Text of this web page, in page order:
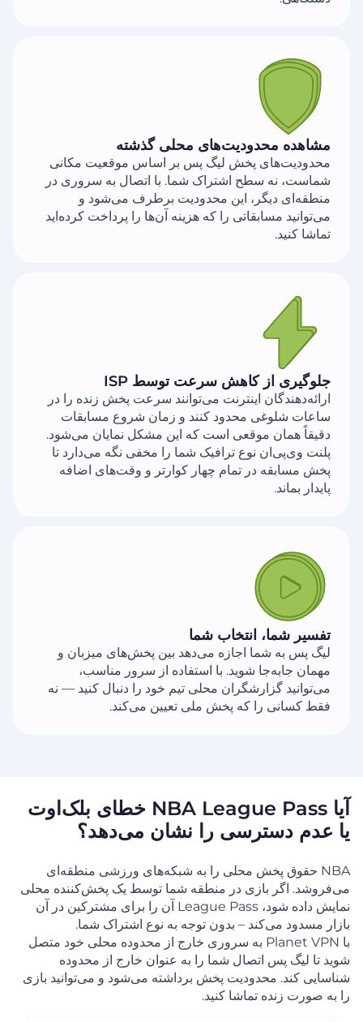
مشاهده محدودیت‌های محلی گذشته
محدودیت‌های پخش لیگ پس بر اساس موقعیت مکانی
شماست، نه سطح اشتراک شما. با اتصال به سروری در
منطقه‌ای دیگر، این محدودیت برطرف می‌شود و
می‌توانید مسابقاتی را که هزینه آن‌ها را پرداخت کرده‌اید
تماشا کنید.
جلوگیری از کاهش سرعت توسط ISP
ارائه‌دهندگان اینترنت می‌توانند سرعت پخش زنده را در
ساعات شلوغی محدود کنند و زمان شروع مسابقات
دقیقاً همان موقعی است که این مشکل نمایان می‌شود.
پلنت وی‌پی‌ان نوع ترافیک شما را مخفی نگه می‌دارد تا
پخش مسابقه در تمام چهار کوارتر و وقت‌های اضافه
پایدار بماند.
تفسیر شما، انتخاب شما
لیگ پس به شما اجازه می‌دهد بین پخش‌های میزبان و
مهمان جابه‌جا شوید. با استفاده از سرور مناسب،
می‌توانید گزارشگران محلی تیم خود را دنبال کنید — نه
فقط کسانی را که پخش ملی تعیین می‌کند.
آیا NBA League Pass خطای بلک‌اوت
یا عدم دسترسی را نشان می‌دهد؟
NBA حقوق پخش محلی را به شبکه‌های ورزشی منطقه‌ای
می‌فروشد. اگر بازی در منطقه شما توسط یک پخش‌کننده محلی
نمایش داده شود، League Pass آن را برای مشترکین در آن
بازار مسدود می‌کند – بدون توجه به نوع اشتراک شما.
با Planet VPN به سروری خارج از محدوده محلی خود متصل
شوید تا لیگ پس اتصال شما را به عنوان خارج از محدوده
شناسایی کند. محدودیت پخش برداشته می‌شود و می‌توانید بازی
را به صورت زنده تماشا کنید.